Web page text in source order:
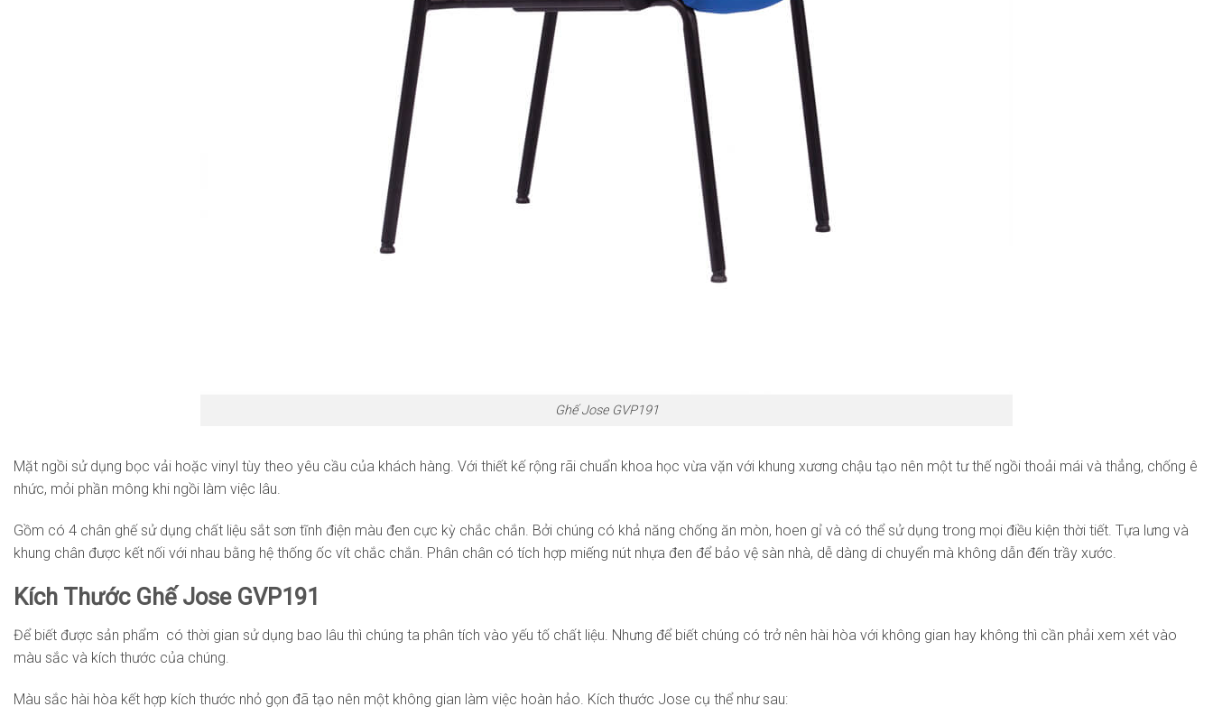
Ghế Jose GVP191
Mặt ngồi sử dụng bọc vải hoặc vinyl tùy theo yêu cầu của khách hàng. Với thiết kế rộng rãi chuẩn khoa học vừa vặn với khung xương chậu tạo nên một tư thế ngồi thoải mái và thẳng, chống ê
nhức, mỏi phần mông khi ngồi làm việc lâu.
Gồm có 4 chân ghế sử dụng chất liệu sắt sơn tĩnh điện màu đen cực kỳ chắc chắn. Bởi chúng có khả năng chống ăn mòn, hoen gỉ và có thể sử dụng trong mọi điều kiện thời tiết. Tựa lưng và
khung chân được kết nối với nhau bằng hệ thống ốc vít chắc chắn. Phân chân có tích hợp miếng nút nhựa đen để bảo vệ sàn nhà, dễ dàng di chuyển mà không dẫn đến trầy xước.
Kích Thước Ghế Jose GVP191
Để biết được sản phẩm có thời gian sử dụng bao lâu thì chúng ta phân tích vào yếu tố chất liệu. Nhưng để biết chúng có trở nên hài hòa với không gian hay không thì cần phải xem xét vào
màu sắc và kích thước của chúng.
Màu sắc hài hòa kết hợp kích thước nhỏ gọn đã tạo nên một không gian làm việc hoàn hảo. Kích thước Jose cụ thể như sau: